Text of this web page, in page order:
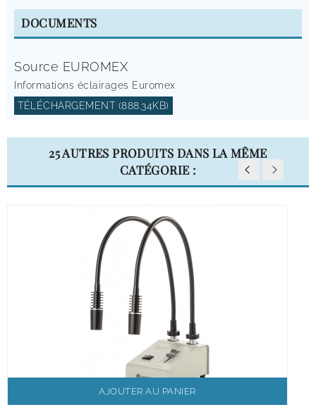
DOCUMENTS
Source EUROMEX
Informations éclairages Euromex
TÉLÉCHARGEMENT (888.34KB)
25 AUTRES PRODUITS DANS LA MÊME
CATÉGORIE :
AJOUTER AU PANIER